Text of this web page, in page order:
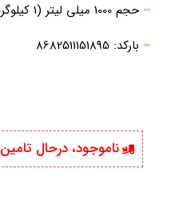
– حجم 1000 میلی لیتر (1 کیلوگرم)
– بارکد: 8682511151895
ناموجود، درحال تامین